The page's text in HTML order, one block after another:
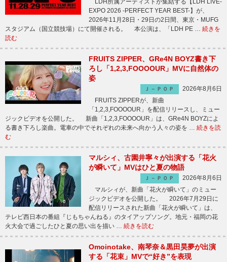
LDH所属アーティストが集結する【LDH LIVE-
EXPO 2026 -PERFECT YEAR BEST-】が、
2026年11月28日・29日の2日間、東京・MUFG
スタジアム（国立競技場）にて開催される。 本公演は、「LDH PE … 続きを
読む
FRUITS ZIPPER、GRe4N BOYZ書き下
ろし「1,2,3,FOOOOUR」MVに自然体の
姿
Ｊ－ＰＯＰ
2026年8月6日
FRUITS ZIPPERが、新曲
「1,2,3,FOOOOUR」を配信リリースし、ミュー
ジックビデオを公開した。 新曲「1,2,3,FOOOOUR」は、GRe4N BOYZによ
る書き下ろし楽曲。電車の中でそれぞれの未来へ向かう人々の姿を … 続きを読
む
マルシィ、古園井寧々が出演する「花火
が瞬いて」MVはひと夏の物語
Ｊ－ＰＯＰ
2026年8月6日
マルシィが、新曲「花火が瞬いて」のミュー
ジックビデオを公開した。 2026年7月29日に
配信リリースされた新曲「花火が瞬いて」は、
テレビ西日本の番組『じもちゃんねる』のタイアップソング。地元・福岡の花
火大会で過ごしたひと夏の思い出を描い … 続きを読む
Omoinotake、南琴奈＆黒田昊夢が出演
する「花束」MVで“好き”を表現